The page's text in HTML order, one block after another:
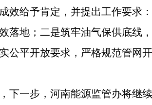
效给予肯定，并提出工作要求
地；二是筑牢油气保供底线
公平开放要求，严格规范管网
下一步，河南能源监管办将继